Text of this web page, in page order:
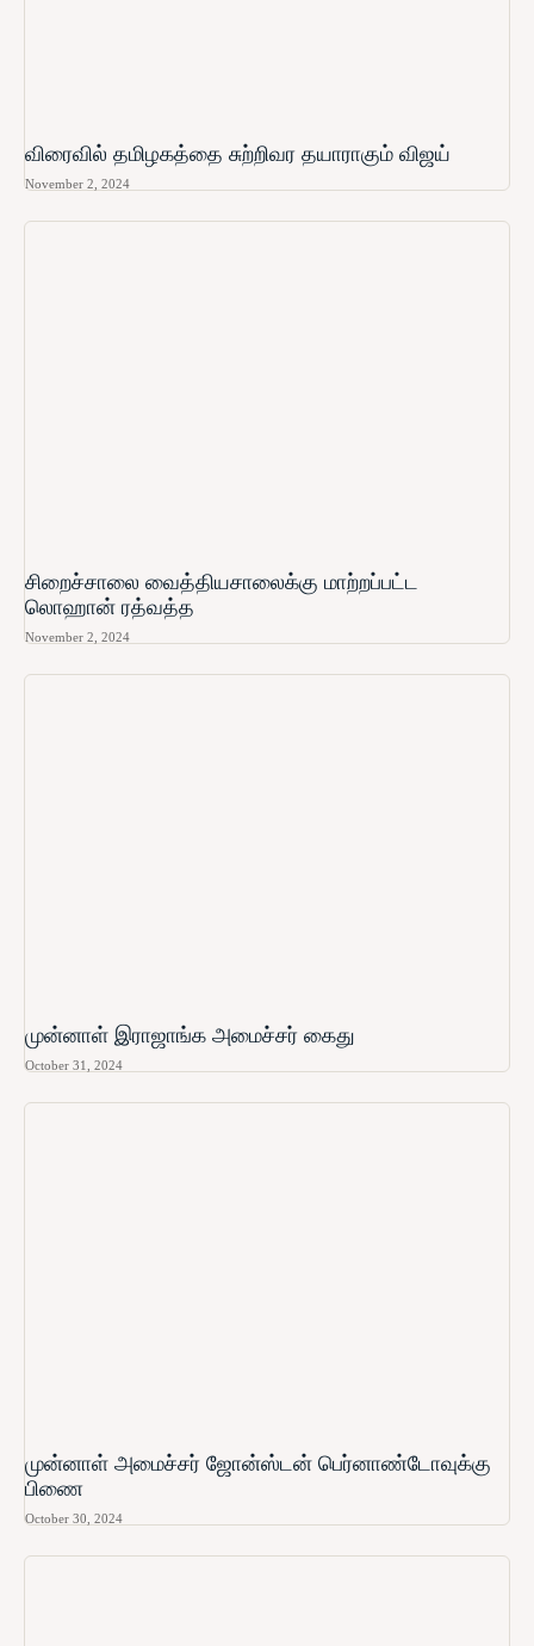
விரைவில் தமிழகத்தை சுற்றிவர தயாராகும் விஜய்
November 2, 2024
சிறைச்சாலை வைத்தியசாலைக்கு மாற்றப்பட்ட
லொஹான் ரத்வத்த
November 2, 2024
முன்னாள் இராஜாங்க அமைச்சர் கைது
October 31, 2024
முன்னாள் அமைச்சர் ஜோன்ஸ்டன் பெர்னாண்டோவுக்கு
பிணை
October 30, 2024